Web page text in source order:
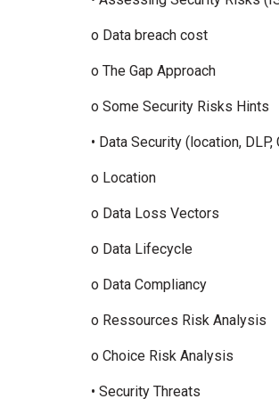
o Data breach cost
o The Gap Approach
o Some Security Risks Hints
• Data Security (location,
o Location
o Data Loss Vectors
o Data Lifecycle
o Data Compliancy
o Ressources Risk Analysis
o Choice Risk Analysis
• Security Threats